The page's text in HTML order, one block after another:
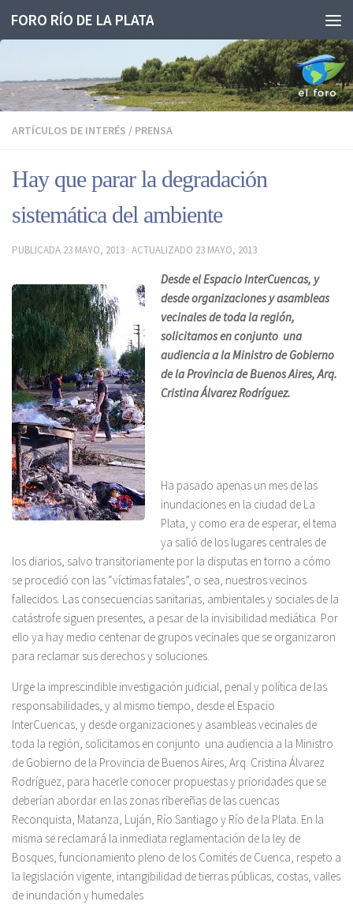
Saltar al contenido
FORO RÍO DE LA PLATA
ARTÍCULOS DE INTERÉS / PRENSA
Hay que parar la degradación
sistemática del ambiente
PUBLICADA 23 MAYO, 2013 · ACTUALIZADO 23 MAYO, 2013
Desde el Espacio InterCuencas, y
desde organizaciones y asambleas
vecinales de toda la región,
solicitamos en conjunto una
audiencia a la Ministro de Gobierno
de la Provincia de Buenos Aires, Arq.
Cristina Álvarez Rodríguez.
Ha pasado apenas un mes de las
inundaciones en la ciudad de La
Plata, y como era de esperar, el tema
ya salió de los lugares centrales de
los diarios, salvo transitoriamente por la disputas en torno a cómo
se procedió con las “víctimas fatales”, o sea, nuestros vecinos
fallecidos. Las consecuencias sanitarias, ambientales y sociales de la
catástrofe siguen presentes, a pesar de la invisibilidad mediática. Por
ello ya hay medio centenar de grupos vecinales que se organizaron
para reclamar sus derechos y soluciones.
Urge la imprescindible investigación judicial, penal y política de las
responsabilidades, y al mismo tiempo, desde el Espacio
InterCuencas, y desde organizaciones y asambleas vecinales de
toda la región, solicitamos en conjunto una audiencia a la Ministro
de Gobierno de la Provincia de Buenos Aires, Arq. Cristina Álvarez
Rodríguez, para hacerle conocer propuestas y prioridades que se
deberían abordar en las zonas ribereñas de las cuencas
Reconquista, Matanza, Luján, Río Santiago y Río de la Plata. En la
misma se reclamará la inmediata reglamentación de la ley de
Bosques, funcionamiento pleno de los Comités de Cuenca, respeto a
la legislación vigente, intangibilidad de tierras públicas, costas, valles
de inundación y humedales